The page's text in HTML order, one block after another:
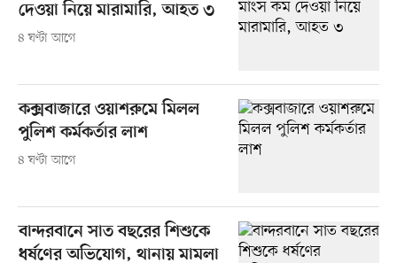
দেওয়া নিয়ে মারামারি, আহত ৩
৪ ঘণ্টা আগে
কক্সবাজারে ওয়াশরুমে মিলল
পুলিশ কর্মকর্তার লাশ
৪ ঘণ্টা আগে
বান্দরবানে সাত বছরের শিশুকে
ধর্ষণের অভিযোগ, থানায় মামলা